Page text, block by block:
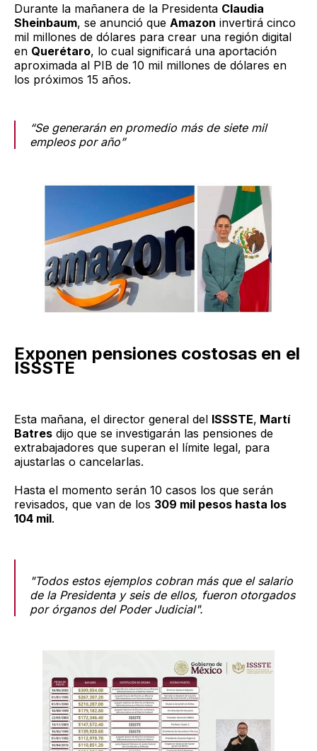
Durante la mañanera de la Presidenta Claudia
Sheinbaum, se anunció que Amazon invertirá cinco
mil millones de dólares para crear una región digital
en Querétaro, lo cual significará una aportación
aproximada al PIB de 10 mil millones de dólares en
los próximos 15 años.
“Se generarán en promedio más de siete mil
empleos por año”
Exponen pensiones costosas en el
ISSSTE
Esta mañana, el director general del ISSSTE, Martí
Batres dijo que se investigarán las pensiones de
extrabajadores que superan el límite legal, para
ajustarlas o cancelarlas.
Hasta el momento serán 10 casos los que serán
revisados, que van de los 309 mil pesos hasta los
104 mil.
"Todos estos ejemplos cobran más que el salario
de la Presidenta y seis de ellos, fueron otorgados
por órganos del Poder Judicial".